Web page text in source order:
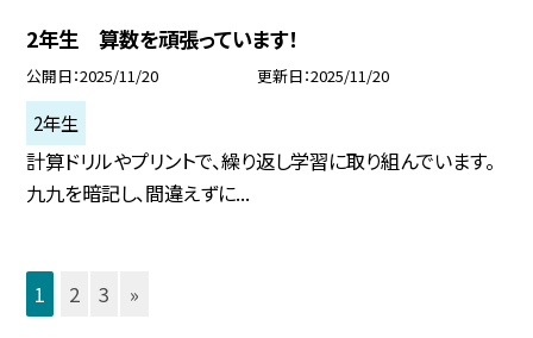
2年生 算数を頑張っています！
公開日 2025/11/20 更新日 2025/11/20
2年生
計算ドリルやプリントで、繰り返し学習に取り組んでいます。
九九を暗記し、間違えずに...
1 2 3 »